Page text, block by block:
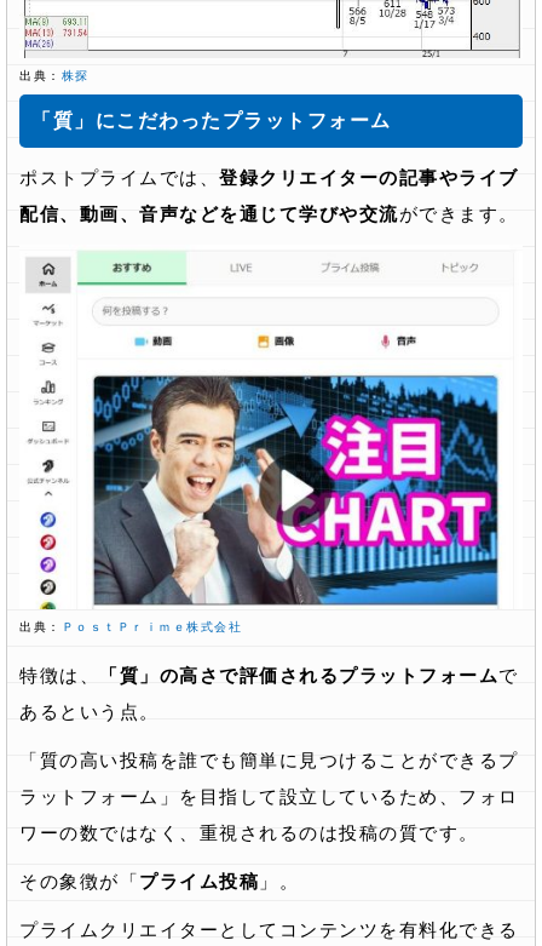
出典： 株探
「質」にこだわったプラットフォーム
ポストプライムでは、 登録クリエイターの記事やライブ
配信、動画、音声などを通じて学びや交流ができます。
出典： ＰｏｓｔＰｒｉｍｅ株式会社
特徴は、 「質」の高さで評価されるプラットフォームで
あるという点。
「質の高い投稿を誰でも簡単に見つけることができるプ
ラットフォーム」を目指して設立しているため、フォロ
ワーの数ではなく、重視されるのは投稿の質です。
その象徴が「プライム投稿 」。
プライムクリエイターとしてコンテンツを有料化できる